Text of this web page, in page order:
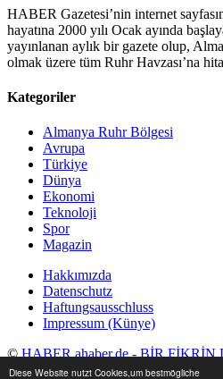
Diese Website nutzt Cookies,um bestmögliche
HABER Gazetesi’nin internet
hayatına 2000 yılı Ocak ayında
yayınlanan aylık bir gazete olup,
olmak üzere tüm Ruhr Havzası’na
Kategoriler
Almanya Ruhr Bölgesi
Avrupa
Türkiye
Dünya
Ekonomi
Teknoloji
Spor
Magazin
Hakkımızda
Datenschutz
Haftungsausschluss
Impressum (Künye)
©HABER ahaber.de - BİR
GAZETESİ2016 . Tüm Hakları